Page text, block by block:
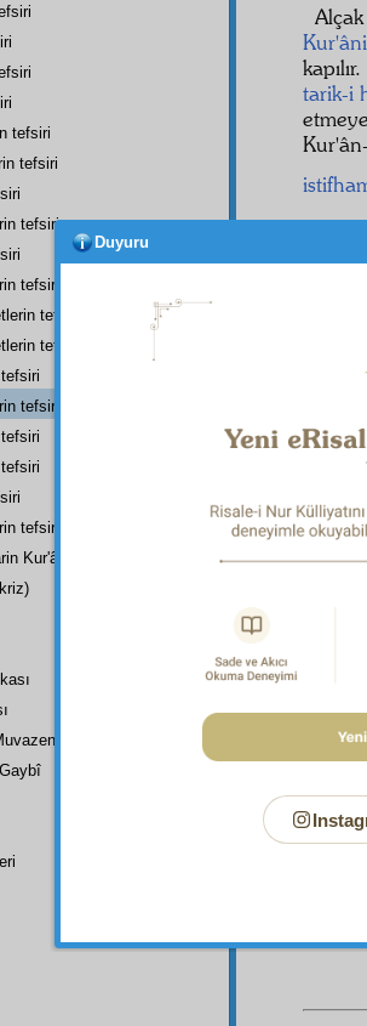
tarik-i
Dipnot-1
İnkâr
Dipnot-4
Dipnot-5
"Allah,
Dipnot-6
Ne?
tefsiri
tefsiri
tefsiri
tefsiri
tefsiri
tefsiri
tefsiri
tefsiri
Kur'ân'i Tasdiklerine Dair Şehadetleri
Duyuru